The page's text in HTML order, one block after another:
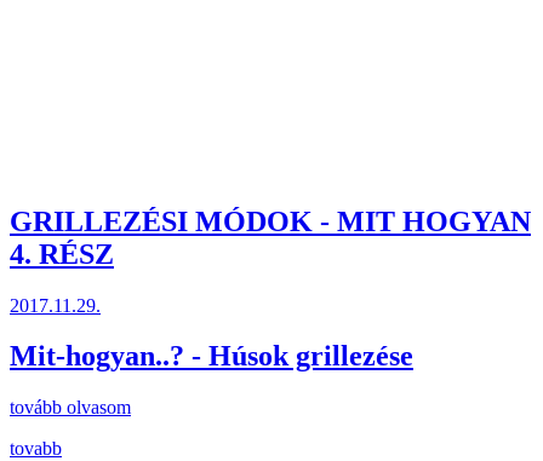
GRILLEZÉSI MÓDOK - MIT HOGYAN
4. RÉSZ
2017.11.29.
Mit-hogyan..? - Húsok grillezése
tovább olvasom
tovabb